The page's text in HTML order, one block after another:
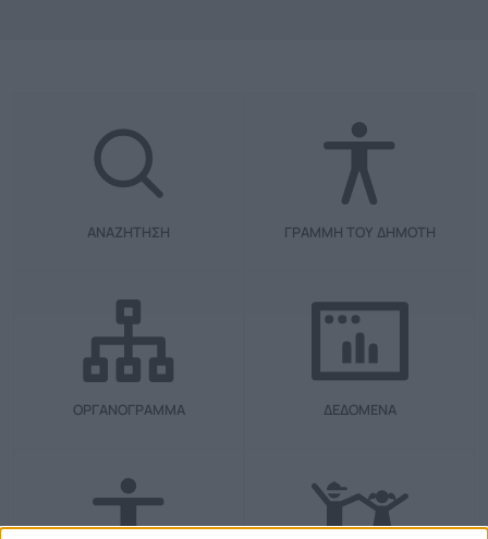
ΑΝΑΖΗΤΗΣΗ ΓΡΑΜΜΗ ΤΟΥ ΔΗΜΟΤΗ
ΟΡΓΑΝΟΓΡΑΜΜΑ ΔΕΔΟΜΕΝΑ